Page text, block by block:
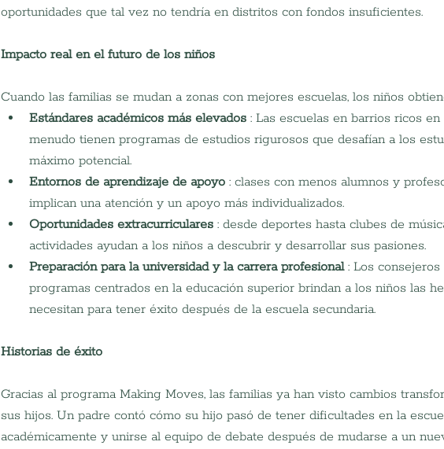
oportunidades que tal vez no tendría en distritos con fondos insuficientes.
Impacto real en el futuro de los niños
Cuando las familias se mudan a zonas con mejores escuelas, los niños
Estándares académicos más elevados : Las escuelas en barrios ricos
menudo tienen programas de estudios rigurosos que desafían a los
máximo potencial.
Entornos de aprendizaje de apoyo : clases con menos alumnos y
implican una atención y un apoyo más individualizados.
Oportunidades extracurriculares : desde deportes hasta clubes de
actividades ayudan a los niños a descubrir y desarrollar sus pasiones.
Preparación para la universidad y la carrera profesional : Los
programas centrados en la educación superior brindan a los niños las
necesitan para tener éxito después de la escuela secundaria.
Historias de éxito
Gracias al programa Making Moves, las familias ya han visto cambios
sus hijos. Un padre contó cómo su hijo pasó de tener dificultades en la
académicamente y unirse al equipo de debate después de mudarse a un